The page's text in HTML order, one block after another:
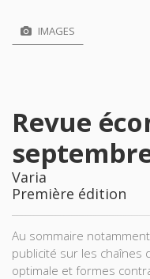
IMAGES
Revue
Varia
Première édition
Au sommaire
publicité sur les chaînes
optimale et formes